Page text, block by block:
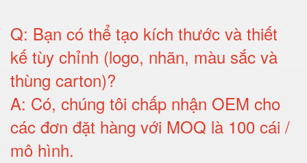
Q: Bạn có thể tạo kích thước và thiết
kế tùy chỉnh (logo, nhãn, màu sắc và
thùng carton)?
A: Có, chúng tôi chấp nhận OEM cho
các đơn đặt hàng với MOQ là 100 cái /
mô hình.